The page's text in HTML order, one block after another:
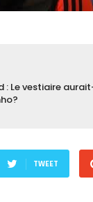
: Le vestiaire
TWEET